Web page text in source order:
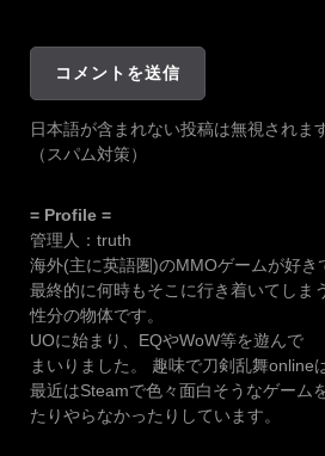
日本語が含まれない投稿は無視されま
（スパム対策）
= Profile =
管理人：truth
海外(主に英語圏)のMMOゲームが好き
最終的に何時もそこに行き着いてしま
性分の物体です。
UOに始まり、EQやWoW等を遊んで
まいりました。 趣味で刀剣乱舞online
最近はSteamで色々面白そうなゲーム
たりやらなかったりしています。